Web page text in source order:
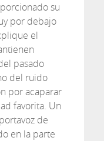
su
por debajo
el
pasado
del ruido
por acaparar
favorita. Un
de
en la parte